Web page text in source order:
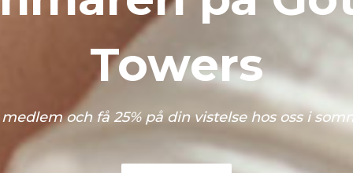
Towers
och få 25% på din vistelse hos oss i